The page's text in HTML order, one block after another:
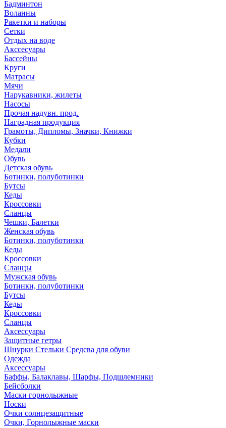
Бадминтон
Воланны
Ракетки и наборы
Сетки
Отдых на воде
Акссесуары
Бассейны
Круги
Матрасы
Мячи
Нарукавники, жилеты
Насосы
Прочая надувн. прод.
Наградная продукция
Грамоты, Дипломы, Значки, Книжки
Кубки
Медали
Обувь
Детская обувь
Ботинки, полуботинки
Бутсы
Кеды
Кроссовки
Сланцы
Чешки, Балетки
Женская обувь
Ботинки, полуботинки
Кеды
Кроссовки
Сланцы
Мужская обувь
Ботинки, полуботинки
Бутсы
Кеды
Кроссовки
Сланцы
Аксессуары
Защитные гетры
Шнурки Стельки Средсва для обуви
Одежда
Аксессуары
Баффы, Балаклавы, Шарфы, Подшлемники
Бейсболки
Маски горнолыжные
Носки
Очки солнцезащитные
Очки, Горнолыжные маски